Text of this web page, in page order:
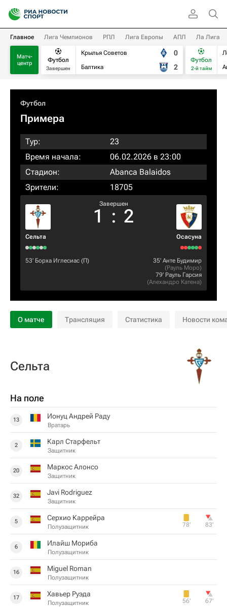
Главное Лига Чемпионов РПЛ Лига Европы АПЛ Ла Лига
Матч-
центр
Футбол
Завершен
Крылья Советов
Балтика
0
2
Футбол
2-й тайм
Футбол
Примера
Тур:
23
Время начала:
06.02.2026 в 23:00
Стадион:
Abanca Balaidos
Зрители:
18705
Сельта
Завершен
1 : 2
Осасуна
53‎’‎ Борха Иглесиас (П) 35‎’‎ Анте Будимир
(Рауль Моро)
79‎’‎ Рауль Гарсия
(Алехандро Катена)
О матче Трансляция Статистика Новости
Сельта
На поле
13 Ионуц Андрей Раду
Вратарь
2 Карл Старфельт
Защитник
20 Маркос Алонсо
Защитник
32 Javi Rodriguez
Защитник
5 Серхио Каррейра
Полузащитник 78‎’‎ 83‎’‎
6 Илайш Мориба
Полузащитник
16 Miguel Roman
Полузащитник
17 Хавьер Руэда
Полузащитник 56‎’‎ 67‎’‎